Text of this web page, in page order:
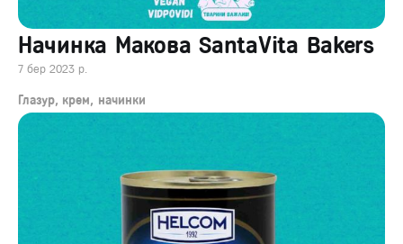
Начинка Макова SantaVita Bakers
7 бер 2023 р.
Глазур, крем, начинки